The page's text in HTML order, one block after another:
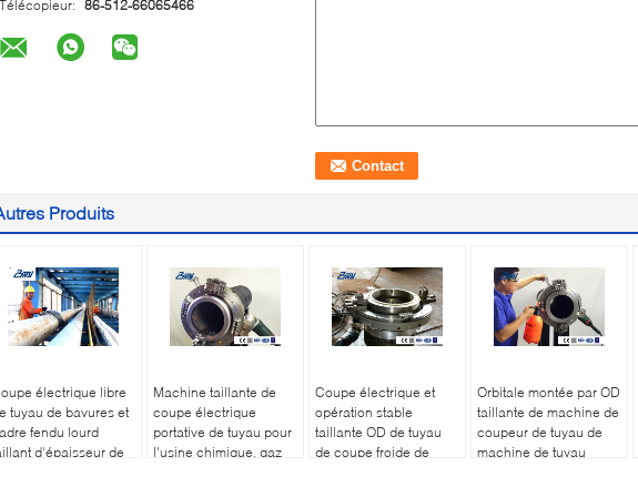
Télécopieur: 86-512-66065466
Produits
électrique libre
tuyau de bavures et
fendu lourd
d'épaisseur de
Machine taillante de
coupe électrique
portative de tuyau pour
l'usine chimique, gaz
Coupe électrique et
opération stable
taillante OD de tuyau
de coupe froide de
Orbitale montée par OD
taillante de machine de
coupeur de tuyau de
machine de tuyau